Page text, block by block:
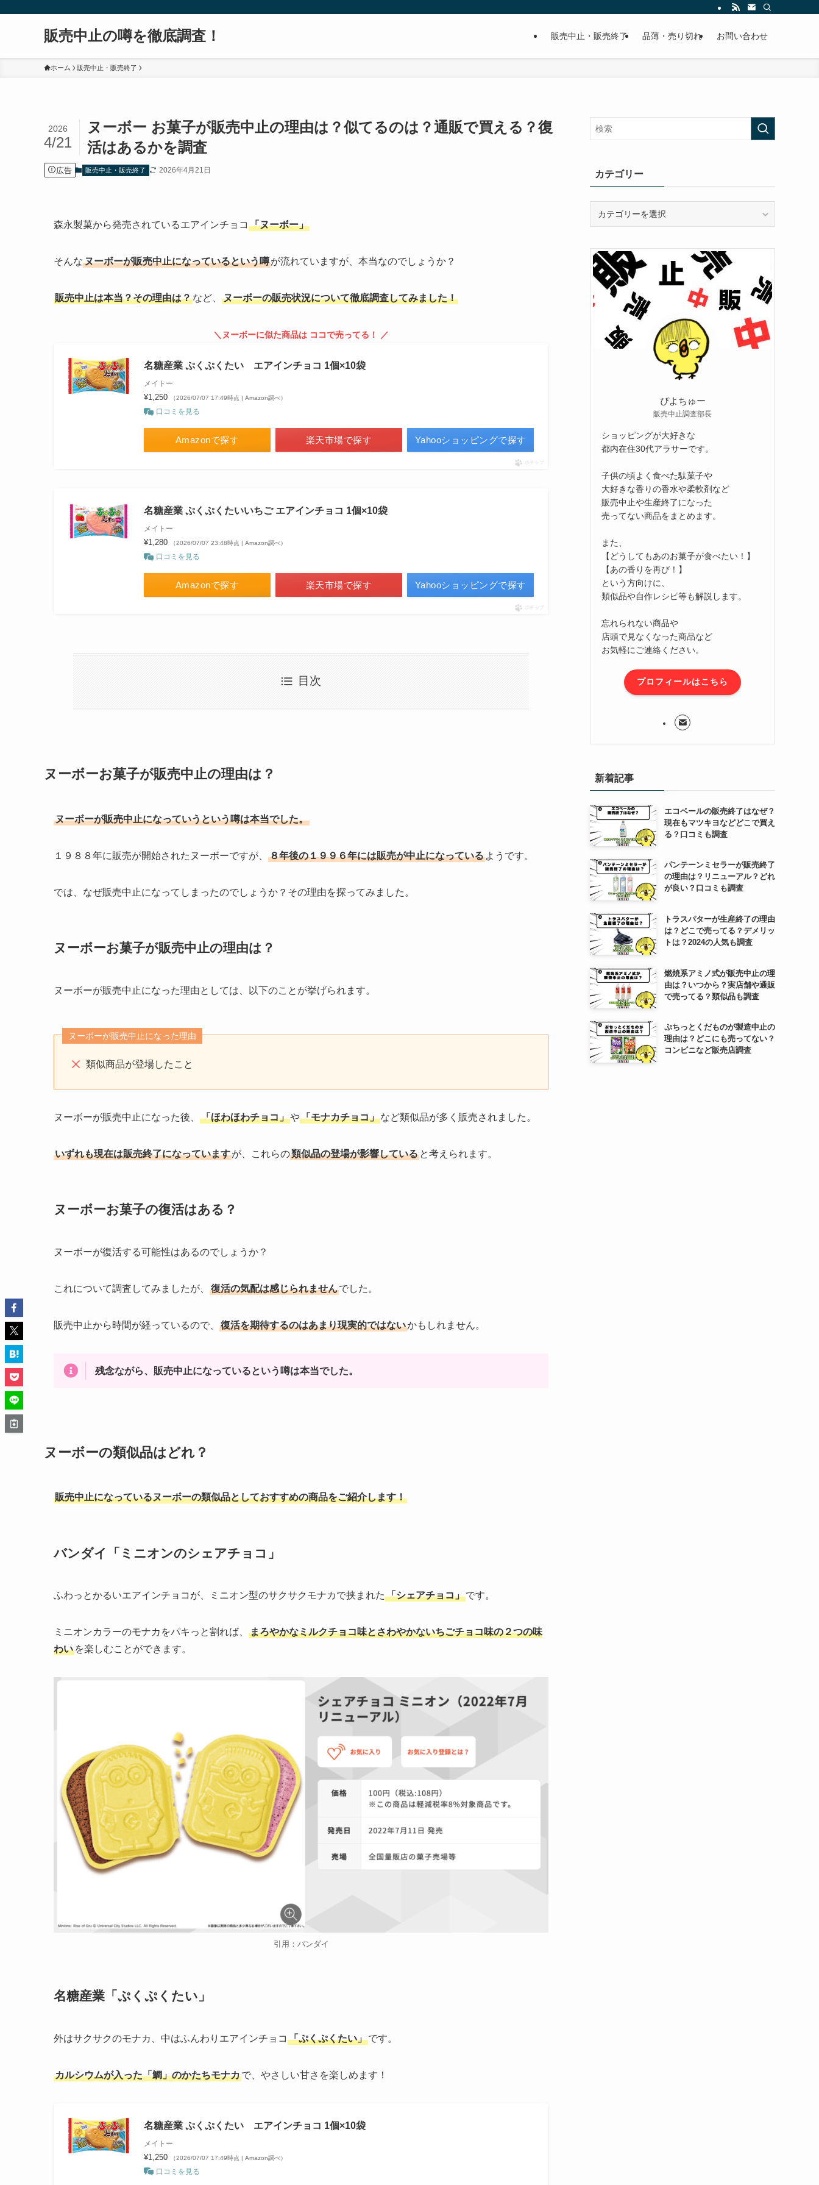
販売中止の噂を徹底調査！ 販売中止・販売終了 品薄・売り切れ お問い合わせ
ホーム 販売中止・販売終了
ヌーボー お菓子が販売中止の理由は？似てるのは？通販で買える？復
活はあるかを調査
2026
4/21
広告 販売中止・販売終了 2026年4月21日
森永製菓から発売されているエアインチョコ 「ヌーボー」
そんなヌーボーが販売中止になっているという噂が流れていますが、本当なのでしょうか？
販売中止は本当？その理由は？など、 ヌーボーの販売状況について徹底調査してみました！
＼ヌーボーに似た商品は ココで売ってる！ ／
名糖産業 ぷくぷくたい エアインチョコ 1個×10袋
メイトー
¥1,250 （2026/07/07 17:49時点 | Amazon調べ）
口コミを見る
Amazonで探す 楽天市場で探す Yahooショッピングで探す
ポチップ
名糖産業 ぷくぷくたいいちご エアインチョコ 1個×10袋
メイトー
¥1,280 （2026/07/07 23:48時点 | Amazon調べ）
口コミを見る
Amazonで探す 楽天市場で探す Yahooショッピングで探す
ポチップ
目次
ヌーボーお菓子が販売中止の理由は？
ヌーボーが販売中止になっていうという噂は本当でした。
１９８８年に販売が開始されたヌーボーですが、 ８年後の１９９６年には販売が中止になっている ようです。
では、なぜ販売中止になってしまったのでしょうか？その理由を探ってみました。
ヌーボーお菓子が販売中止の理由は？
ヌーボーが販売中止になった理由としては、以下のことが挙げられます。
ヌーボーが販売中止になった理由
類似商品が登場したこと
ヌーボーが販売中止になった後、 「ほわほわチョコ」や「モナカチョコ」など類似品が多く販売されました。
いずれも現在は販売終了になっていますが、これらの類似品の登場が影響している と考えられます。
ヌーボーお菓子の復活はある？
ヌーボーが復活する可能性はあるのでしょうか？
これについて調査してみましたが、 復活の気配は感じられませんでした。
販売中止から時間が経っているので、 復活を期待するのはあまり現実的ではないかもしれません。
残念ながら、販売中止になっているという噂は本当でした。
ヌーボーの類似品はどれ？
販売中止になっているヌーボーの類似品としておすすめの商品をご紹介します！
バンダイ「ミニオンのシェアチョコ」
ふわっとかるいエアインチョコが、ミニオン型のサクサクモナカで挟まれた 「シェアチョコ」です。
ミニオンカラーのモナカをパキっと割れば、
まろやかなミルクチョコ味とさわやかないちごチョコ味の２つの味
わい を楽しむことができます。
引用：バンダイ
名糖産業「ぷくぷくたい」
外はサクサクのモナカ、中はふんわりエアインチョコ 「ぷくぷくたい」です。
カルシウムが入った「鯛」のかたちモナカで、やさしい甘さを楽しめます！
名糖産業 ぷくぷくたい エアインチョコ 1個×10袋
メイトー
¥1,250 （2026/07/07 17:49時点 | Amazon調べ）
口コミを見る
カテゴリー
リ
ー
ぴよちゅー
販売中止調査部長
ショッピングが大好きな
都内在住30代アラサーです。
子供の頃よく食べた駄菓子や
大好きな香りの香水や柔軟剤など
販売中止や生産終了になった
売ってない商品をまとめます。
また、
【どうしてもあのお菓子が食べたい！】
【あの香りを再び！】
という方向けに、
類似品や自作レシピ等も解説します。
忘れられない商品や
店頭で見なくなった商品など
お気軽にご連絡ください。
プロフィールはこちら
新着記事
エコベールの販売終了はなぜ？
現在もマツキヨなどどこで買え
る？口コミも調査
パンテーンミセラーが販売終了
の理由は？リニューアル？どれ
が良い？口コミも調査
トラスパターが生産終了の理由
は？どこで売ってる？デメリッ
トは？2024の人気も調査
燃焼系アミノ式が販売中止の理
由は？いつから？実店舗や通販
で売ってる？類似品も調査
ぷちっとくだものが製造中止の
理由は？どこにも売ってない？
コンビニなど販売店調査